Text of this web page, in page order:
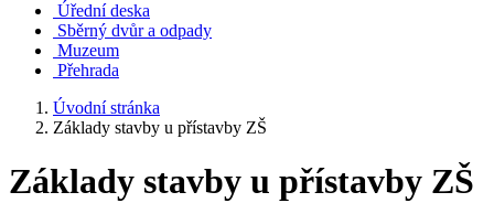
Úřední deska
Sběrný dvůr a odpady
Muzeum
Přehrada
Úvodní stránka
Základy stavby u přístavby ZŠ
Základy stavby u přístavby ZŠ